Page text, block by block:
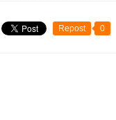
Repost 0